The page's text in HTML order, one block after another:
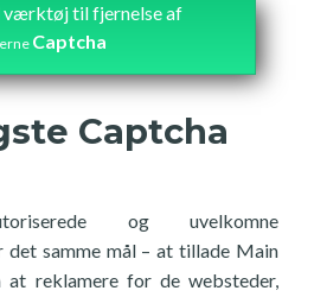
værktøj til fjernelse af
Captcha
Captcha
og uvelkomne
samme mål – at tillade Main
at reklamere for de websteder,